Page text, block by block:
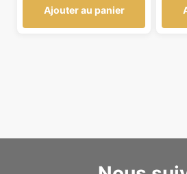
Ajouter au panier